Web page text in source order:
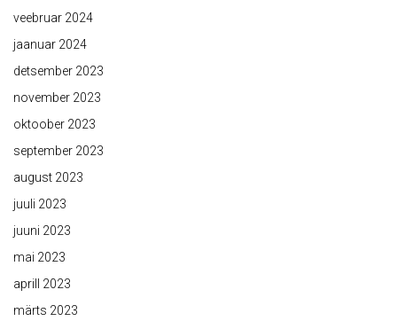
veebruar 2024
jaanuar 2024
detsember 2023
november 2023
oktoober 2023
september 2023
august 2023
juuli 2023
juuni 2023
mai 2023
aprill 2023
märts 2023